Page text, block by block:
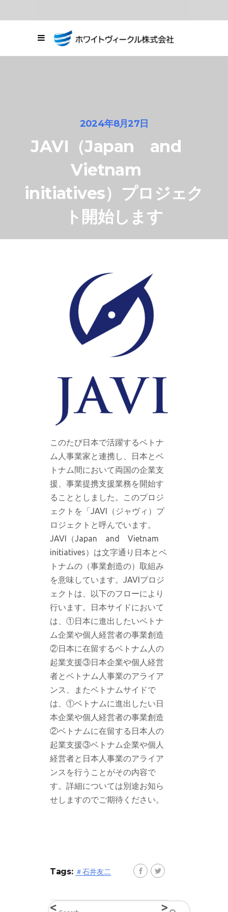
03-6278-8664
2024年8月27日
JAVI（Japan and
Vietnam
initiatives）プロジェク
ト開始します
このたび日本で活躍するベトナ
ム人事業家と連携し、日本とベ
トナム間において両国の企業支
援、事業提携支援業務を開始す
ることとしました。このプロジ
ェクトを「JAVI（ジャヴィ）プ
ロジェクトと呼んでいます。
JAVI（Japan and Vietnam
initiatives）は文字通り日本とベ
トナムの（事業創造の）取組み
を意味しています。JAVIプロジ
ェクトは、以下のフローにより
行います。日本サイドにおいて
は、①日本に進出したいベトナ
ム企業や個人経営者の事業創造
②日本に在留するベトナム人の
起業支援③日本企業や個人経営
者とベトナム人事業のアライア
ンス、またベトナムサイドで
は、①ベトナムに進出したい日
本企業や個人経営者の事業創造
②ベトナムに在留する日本人の
起業支援③ベトナム企業や個人
経営者と日本人事業のアライア
ンスを行うことがその内容で
す。詳細については別途お知ら
せしますのでご期待ください。
Tags: ＃石井友二
< >